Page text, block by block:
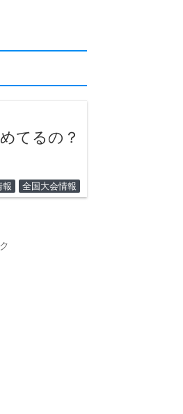
てるの？
報 全国大会情報